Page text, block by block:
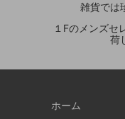
雑貨では
１Fのメンズセ
荷
ホーム